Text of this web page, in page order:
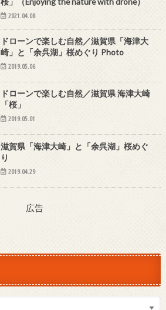
2021.04.08
ドローンで楽しむ自然／滋賀県「海津大
崎」と「余呉湖」桜めぐり Photo
2019.05.06
ドローンで楽しむ自然／滋賀県 海津大崎
「桜」
2019.05.01
滋賀県「海津大崎」と「余呉湖」桜めぐ
り
2019.04.29
広告